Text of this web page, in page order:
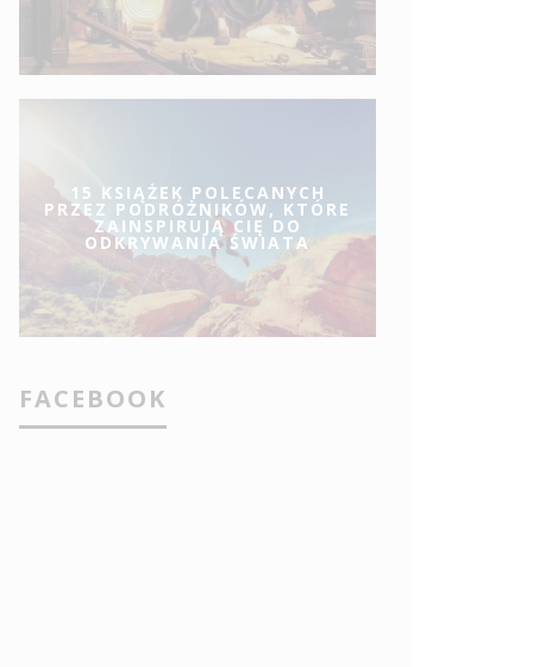
15 KSIĄŻEK POLECANYCH
PRZEZ PODRÓŻNIKÓW, KTÓRE
ZAINSPIRUJĄ CIĘ DO
ODKRYWANIA ŚWIATA
FACEBOOK